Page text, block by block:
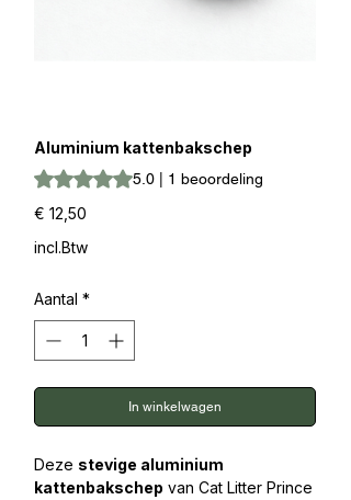
Aluminium kattenbakschep
Waardering is 5.0 op vijf sterren op
5.0 | 1 beoordeling
€ 12,50
incl.Btw
Aantal *
In winkelwagen
Deze stevige aluminium
kattenbakschep van Cat Litter Prince